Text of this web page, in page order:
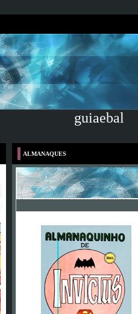
guiaebal
ALMANAQUES